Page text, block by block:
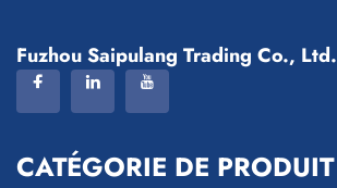
Fuzhou Saipulang Trading Co., Ltd.
CATÉGORIE DE PRODUIT